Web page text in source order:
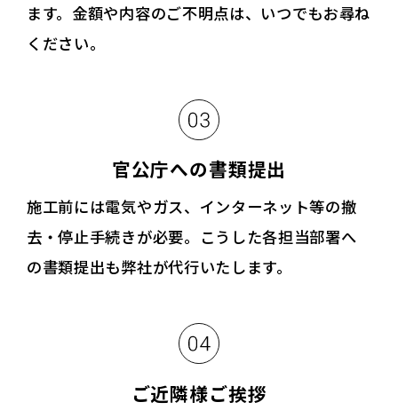
ます。金額や内容のご不明点は、いつでもお尋ね
ください。
官公庁への書類提出
施工前には電気やガス、インターネット等の撤
去・停止手続きが必要。こうした各担当部署へ
の書類提出も弊社が代行いたします。
ご近隣様ご挨拶